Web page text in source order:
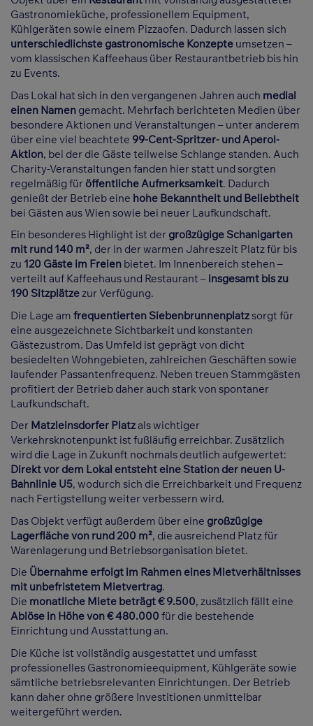
Gastronomieküche, professionellem Equipment,
Kühlgeräten sowie einem Pizzaofen. Dadurch lassen sich
unterschiedlichste gastronomische Konzepte umsetzen –
vom klassischen Kaffeehaus über Restaurantbetrieb bis hin
zu Events.
Das Lokal hat sich in den vergangenen Jahren auch medial
einen Namen gemacht. Mehrfach berichteten Medien über
besondere Aktionen und Veranstaltungen – unter anderem
über eine viel beachtete 99-Cent-Spritzer- und Aperol-
Aktion, bei der die Gäste teilweise Schlange standen. Auch
Charity-Veranstaltungen fanden hier statt und sorgten
regelmäßig für öffentliche Aufmerksamkeit. Dadurch
genießt der Betrieb eine hohe Bekanntheit und Beliebtheit
bei Gästen aus Wien sowie bei neuer Laufkundschaft.
Ein besonderes Highlight ist der großzügige Schanigarten
mit rund 140 m², der in der warmen Jahreszeit Platz für bis
zu 120 Gäste im Freien bietet. Im Innenbereich stehen –
verteilt auf Kaffeehaus und Restaurant – insgesamt bis zu
190 Sitzplätzezur Verfügung.
Die Lage am frequentierten Siebenbrunnenplatzsorgt für
eine ausgezeichnete Sichtbarkeit und konstanten
Gästezustrom. Das Umfeld ist geprägt von dicht
besiedelten Wohngebieten, zahlreichen Geschäften sowie
laufender Passantenfrequenz. Neben treuen Stammgästen
profitiert der Betrieb daher auch stark von spontaner
Laufkundschaft.
Der Matzleinsdorfer Platzals wichtiger
Verkehrsknotenpunkt ist fußläufig erreichbar. Zusätzlich
wird die Lage in Zukunft nochmals deutlich aufgewertet:
Direkt vor dem Lokal entsteht eine Station der neuen U-
Bahnlinie U5, wodurch sich die Erreichbarkeit und Frequenz
nach Fertigstellung weiter verbessern wird.
Das Objekt verfügt außerdem über eine großzügige
Lagerfläche von rund 200 m², die ausreichend Platz für
Warenlagerung und Betriebsorganisation bietet.
Die Übernahme erfolgt im Rahmen eines Mietverhältnisses
mit unbefristetem Mietvertrag.
Die monatliche Miete beträgt € 9.500, zusätzlich fällt eine
Ablöse in Höhe von € 480.000 für die bestehende
Einrichtung und Ausstattung an.
Die Küche ist vollständig ausgestattet und umfasst
professionelles Gastronomieequipment, Kühlgeräte sowie
sämtliche betriebsrelevanten Einrichtungen. Der Betrieb
kann daher ohne größere Investitionen unmittelbar
weitergeführt werden.